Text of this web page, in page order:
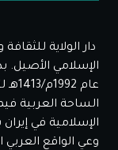
دار الولاية
الإسلامي الأصيل.
عام
الساحة العربية
الإسلامية في
وعي الواقع